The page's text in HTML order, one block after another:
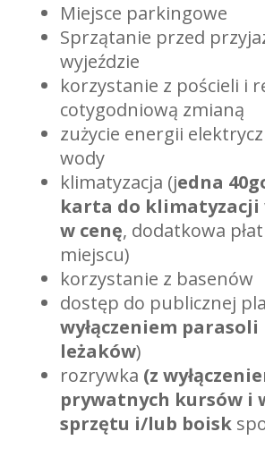
Miejsce parkingowe
Sprzątanie przed
wyjeździe
korzystanie z pościeli i
cotygodniową zmianą
zużycie energii
wody
klimatyzacja (jedna
karta do klimatyzacji
w cenę, dodatkowa
miejscu)
korzystanie z basenów
dostęp do publicznej
wyłączeniem parasoli
leżaków)
rozrywka (z
prywatnych kursów i
sprzętu i/lub boisk